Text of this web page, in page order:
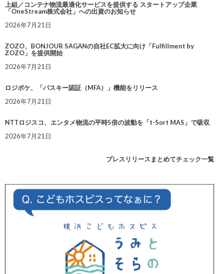
上組／コンテナ物流最適化サービスを提供する スタートアップ企業
「OneStream株式会社」への出資のお知らせ
2026年7月21日
ZOZO、BONJOUR SAGANの自社EC拡大に向け「Fulfillment by
ZOZO」を提供開始
2026年7月21日
ロジポケ、「パスキー認証（MFA）」機能をリリース
2026年7月21日
NTTロジスコ、エンタメ物流の平時5倍の波動を「t-Sort MAS」で吸収
2026年7月21日
プレスリリースまとめてチェック一覧